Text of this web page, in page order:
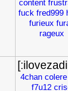
content
fuck fred999
furieux
rageux
4chan colere
f7u12